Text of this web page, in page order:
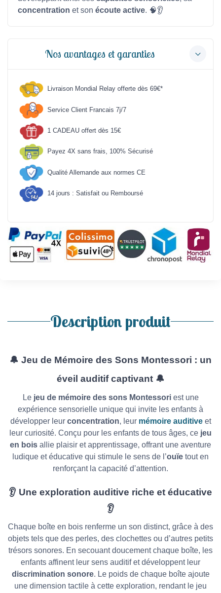
concentration et son écoute active. 🧠👂
Nos avantages et garanties
Livraison Mondial Relay offerte dès 69€*
Service Client Francais 7j/7
1 CADEAU offert dès 15€
Payez 4X sans frais, 100% Sécurisé
Qualité Allemande aux normes CE
14 jours : Satisfait ou Remboursé
Description produit
🔔 Jeu de Mémoire des Sons Montessori : un
éveil auditif captivant 🔔
Le jeu de mémoire des sons Montessoriest une
expérience sensorielle unique qui invite les enfants à
développer leur concentration, leur mémoire auditiveet
leur curiosité. Conçu pour les enfants de tous âges, ce jeu
en bois allie plaisir et apprentissage, offrant une aventure
ludique et éducative qui stimule le sens de l’ouïe tout en
renforçant la capacité d’attention.
👂 Une exploration auditive riche et éducative
👂
Chaque boîte en bois renferme un son distinct, grâce à des
objets tels que des perles, des clochettes ou d’autres petits
trésors sonores. En secouant doucement chaque boîte, les
enfants affinent leur sens auditif et développent leur
discrimination sonore. Le poids de chaque boîte ajoute
une dimension tactile à cette exploration, rendant le jeu